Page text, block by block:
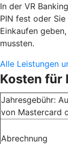
In der VR
PIN fest oder
Einkaufen
mussten.
Alle Leistungen
Kosten für
Jahresgebühr:
von Mastercard
Abrechnung